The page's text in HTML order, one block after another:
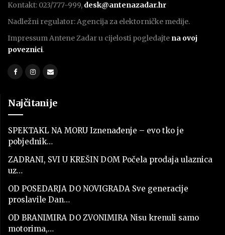
Kontakt: 023/777-999, desk@antenazadar.hr
Nadležni regulator: Agencija za elektorničke medije.
Impressum Antene Zadar u cijelosti pogledajte na ovoj
poveznici.
Najčitanije
SPEKTAKL NA MORU Iznenađenje – evo tko je
pobjednik…
ZADRANI, SVI U KREŠIN DOM Počela prodaja ulaznica
uz…
OD POSEDARJA DO NOVIGRADA Sve generacije
proslavile Dan…
OD BRANIMIRA DO ZVONIMIRA Nisu krenuli samo
motorima,…